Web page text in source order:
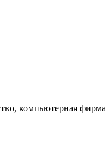
, компьютерная фирма